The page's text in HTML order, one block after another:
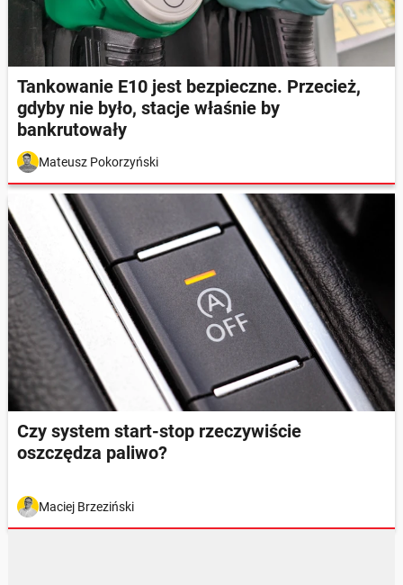
Tankowanie E10 jest bezpieczne. Przecież,
gdyby nie było, stacje właśnie by
bankrutowały
Mateusz Pokorzyński
Czy system start-stop rzeczywiście
oszczędza paliwo?
Maciej Brzeziński